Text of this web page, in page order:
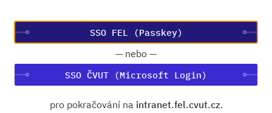
— nebo —
SSO ČVUT (Microsoft Login)
pro pokračování na intranet.fel.cvut.cz.